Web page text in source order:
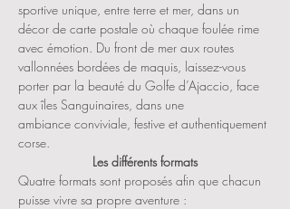
sportive unique, entre terre et mer, dans un
décor de carte postale où chaque foulée rime
avec émotion. Du front de mer aux routes
vallonnées bordées de maquis, laissez-vous
porter par la beauté du Golfe d’Ajaccio, face
aux îles Sanguinaires, dans une
ambiance conviviale, festive et authentiquement
corse.
Les différents formats
Quatre formats sont proposés afin que chacun
puisse vivre sa propre aventure :